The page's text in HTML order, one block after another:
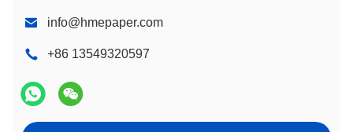
info@hmepaper.com
+86 13549320597